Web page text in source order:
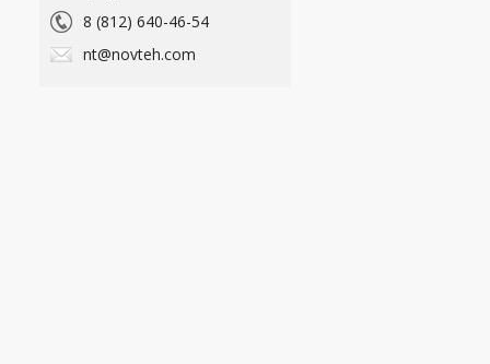
8 (812) 640-46-54
nt@novteh.com